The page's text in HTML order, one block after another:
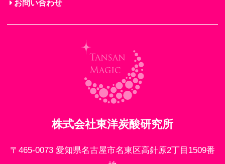
お問い合わせ
株式会社東洋炭酸研究所
〒465-0073 愛知県名古屋市名東区高針原2丁目1509番